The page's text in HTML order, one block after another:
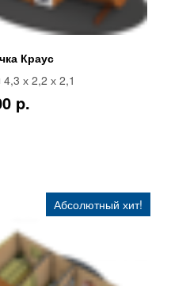
Краус
4,3 х 2,2 х 2,1
p.
Абсолютный хит!